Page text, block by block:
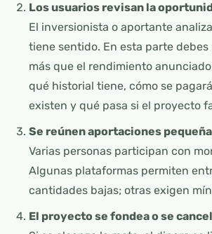
Los usuarios revisan la
El inversionista o aportante
tiene sentido. En esta parte
más que el rendimiento
qué historial tiene, cómo se
existen y qué pasa si el proyecto
Se reúnen aportaciones
Varias personas participan con
Algunas plataformas permiten
cantidades bajas; otras exigen
El proyecto se fondea o se